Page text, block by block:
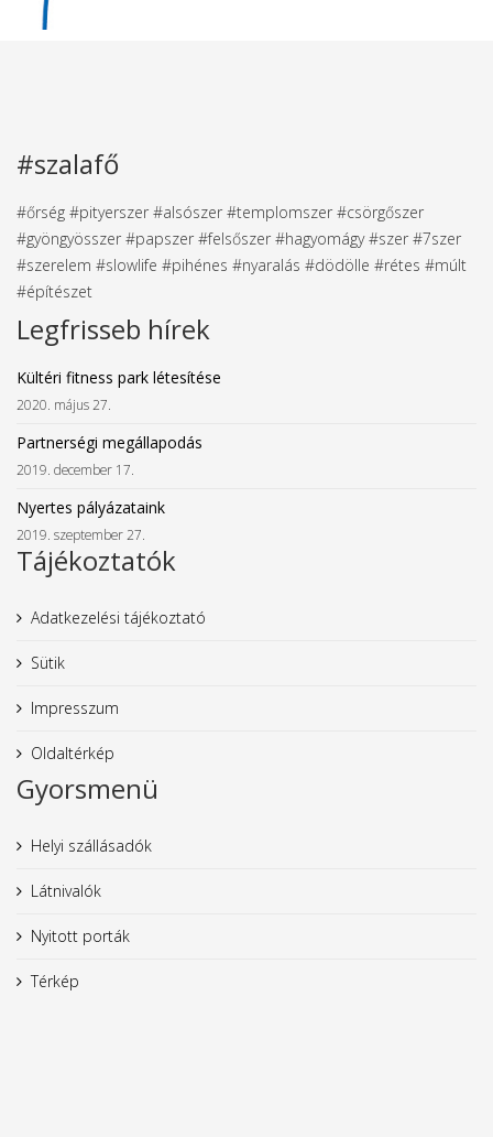
#szalafő
#őrség #pityerszer #alsószer #templomszer #csörgőszer
#gyöngyösszer #papszer #felsőszer #hagyomágy #szer #7szer
#szerelem #slowlife #pihénes #nyaralás #dödölle #rétes #múlt
#építészet
Legfrisseb hírek
Kültéri fitness park létesítése
2020. május 27.
Partnerségi megállapodás
2019. december 17.
Nyertes pályázataink
2019. szeptember 27.
Tájékoztatók
Adatkezelési tájékoztató
Sütik
Impresszum
Oldaltérkép
Gyorsmenü
Helyi szállásadók
Látnivalók
Nyitott porták
Térkép